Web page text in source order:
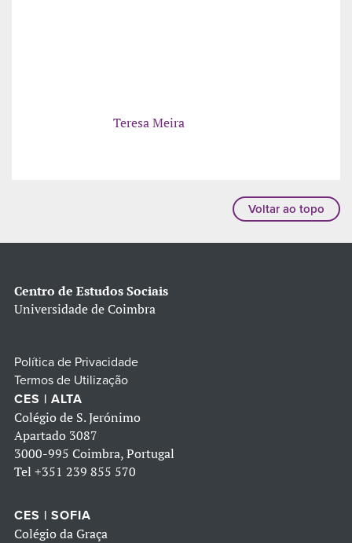
Teresa Meira
Voltar ao topo
Centro de Estudos Sociais
Universidade de Coimbra
Política de Privacidade
Termos de Utilização
CES | ALTA
Colégio de S. Jerónimo
Apartado 3087
3000-995 Coimbra, Portugal
Tel +351 239 855 570
CES | SOFIA
Colégio da Graça